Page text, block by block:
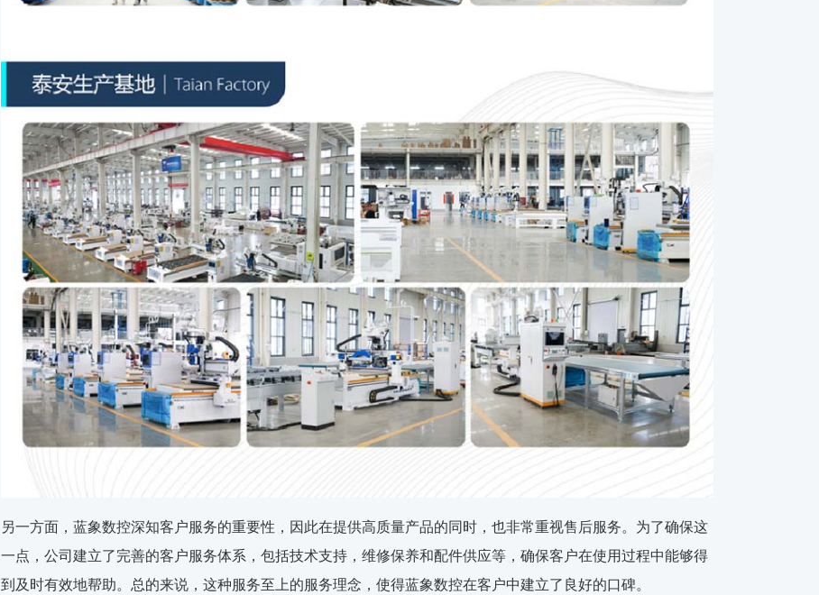
另一方面，蓝象数控深知客户服务的重要性，因此在提供高质量产品的同时，也非常重视售后服务。为了确保这
一点，公司建立了完善的客户服务体系，包括技术支持，维修保养和配件供应等，确保客户在使用过程中能够得
到及时有效地帮助。总的来说，这种服务至上的服务理念，使得蓝象数控在客户中建立了良好的口碑。